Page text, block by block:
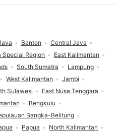
Banten
Central Java
Special Region
East Kalimantan
South Sumatra
Lampung
West Kalimantan
Jambi
Sulawesi
East Nusa Tenggara
Bengkulu
Bangka-Belitung
Papua
North Kalimantan